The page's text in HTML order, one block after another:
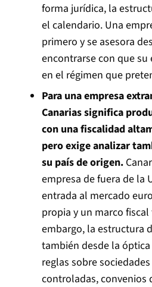
forma jurídica, la
el calendario. Una
primero y se asesora
encontrarse con que
en el régimen que
Para una empresa
Canarias significa
con una fiscalidad
pero exige analizar
su país de origen.
empresa de fuera de la
entrada al mercado
propia y un marco
embargo, la estructura
también desde la
reglas sobre
controladas, convenios